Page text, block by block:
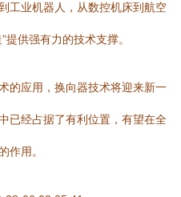
工业机器人，从数控机床到航空
供强有力的技术支撑。
的应用，换向器技术将迎来新一
已经占据了有利位置，有望在全
作用。